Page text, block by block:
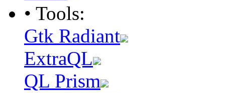
• Tools:
Gtk Radiant
ExtraQL
QL Prism